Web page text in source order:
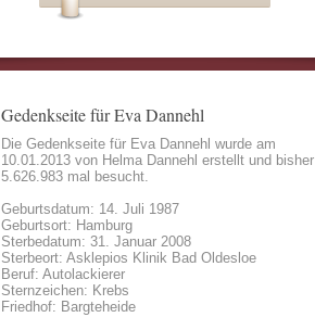
Gedenkseite für Eva Dannehl
Die Gedenkseite für Eva Dannehl wurde am
10.01.2013 von Helma Dannehl erstellt und bisher
5.626.983 mal besucht.
Geburtsdatum: 14. Juli 1987
Geburtsort: Hamburg
Sterbedatum: 31. Januar 2008
Sterbeort: Asklepios Klinik Bad Oldesloe
Beruf: Autolackierer
Sternzeichen: Krebs
Friedhof: Bargteheide